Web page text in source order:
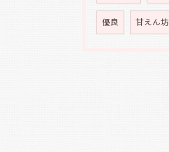
優良 甘えん坊